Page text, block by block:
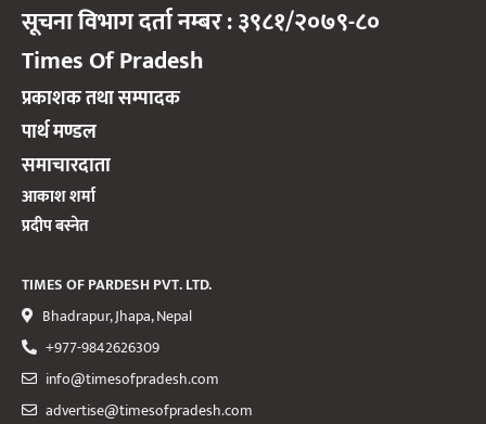
सूचना विभाग दर्ता नम्बर : ३९८१/२०७९-८०
Times Of Pradesh
प्रकाशक तथा सम्पादक
पार्थ मण्डल
समाचारदाता
आकाश शर्मा
प्रदीप बस्नेत
TIMES OF PARDESH PVT. LTD.
Bhadrapur, Jhapa, Nepal
+977-9842626309
info@timesofpradesh.com
advertise@timesofpradesh.com